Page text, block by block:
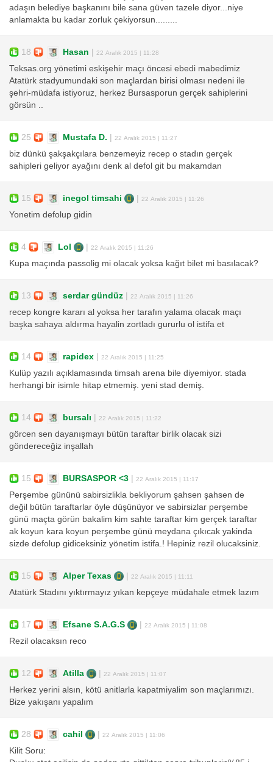
adaşın belediye başkanını bile sana güven tazele diyor...niye
anlamakta bu kadar zorluk çekiyorsun.........
18 Hasan 22 Aralık 2015 | 11:28
Teksas.org yönetimi eskişehir maçı öncesi ebedi mabedimiz
Atatürk stadyumundaki son maçlardan birisi olması nedeni ile
şehri-müdafa istiyoruz, herkez Bursasporun gerçek sahiplerini
görsün ..
25 Mustafa D. 22 Aralık 2015 | 11:27
biz dünkü şakşakçılara benzemeyiz recep o stadın gerçek
sahipleri geliyor ayağını denk al defol git bu makamdan
15 inegol timsahi 22 Aralık 2015 | 11:26
Yonetim defolup gidin
4 Lol 22 Aralık 2015 | 11:26
Kupa maçında passolig mi olacak yoksa kağıt bilet mi basılacak?
13 serdar gündüz 22 Aralık 2015 | 11:26
recep kongre kararı al yoksa her tarafın yalama olacak maçı
başka sahaya aldırma hayalin zortladı gururlu ol istifa et
14 rapidex 22 Aralık 2015 | 11:25
Kulüp yazılı açıklamasında timsah arena bile diyemiyor. stada
herhangi bir isimle hitap etmemiş. yeni stad demiş.
14 bursalı 22 Aralık 2015 | 11:22
görcen sen dayanışmayı bütün taraftar birlik olacak sizi
göndereceğiz inşallah
15 BURSASPOR <3 22 Aralık 2015 | 11:17
Perşembe gününü sabirsizlikla bekliyorum şahsen şahsen de
değil bütün taraftarlar öyle düşünüyor ve sabirsizlar perşembe
günü maçta görün bakalim kim sahte taraftar kim gerçek taraftar
ak koyun kara koyun perşembe günü meydana çıkıcak yakinda
sizde defolup gidiceksiniz yönetim istifa.! Hepiniz rezil olucaksiniz.
15 Alper Texas 22 Aralık 2015 | 11:11
Atatürk Stadını yıktırmayız yıkan kepçeye müdahale etmek lazım
17 Efsane S.A.G.S 22 Aralık 2015 | 11:08
Rezil olacaksın reco
12 Atilla 22 Aralık 2015 | 11:07
Herkez yerini alsın, kötü anitlarla kapatmiyalim son maçlarımızı.
Bize yakışanı yapalım
28 cahil 22 Aralık 2015 | 11:06
Kilit Soru: